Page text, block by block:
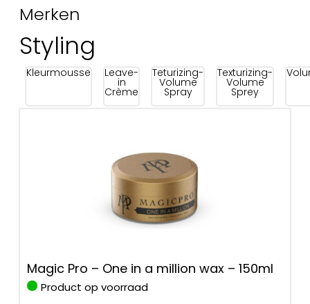
Merken
Styling
Kleurmousse Leave-
in
Crème
Teturizing-
Volume
Spray
Texturizing-
Volume
Sprey
Magic Pro – One in a million wax – 150ml
Product op voorraad